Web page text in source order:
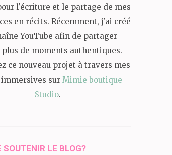
l'écriture et le partage de mes
en récits. Récemment, j'ai créé
YouTube afin de partager
plus de moments authentiques.
ce nouveau projet à travers mes
sur Mimie boutique
Studio.
SOUTENIR LE BLOG?